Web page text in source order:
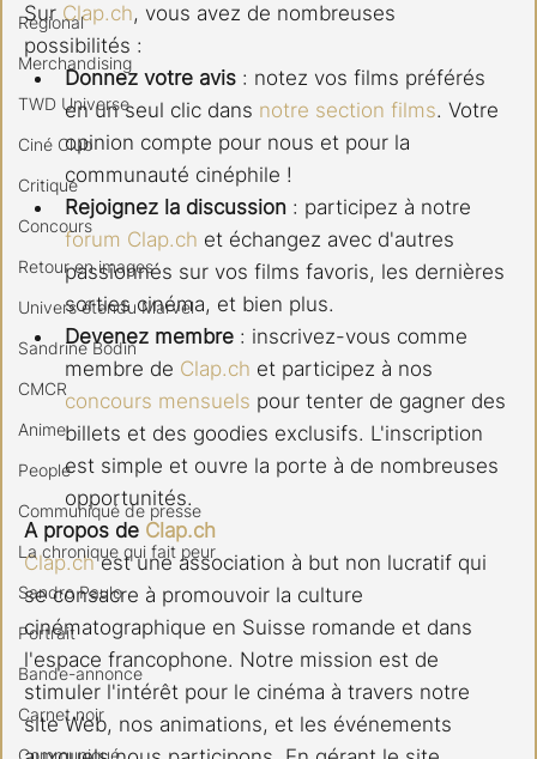
Régional
Merchandising
TWD Universe
Ciné Club
Critique
Concours
Retour en images
Univers étendu Marvel
Sandrine Bodin
CMCR
Anime
People
Communiqué de presse
La chronique qui fait peur
Sandro Paulo
Portrait
Bande-annonce
Carnet noir
Communiqué
Sur Clap.ch, vous avez de nombreuses
possibilités :
Donnez votre avis : notez vos films préférés
en un seul clic dans notre section films. Votre
opinion compte pour nous et pour la
communauté cinéphile !
Rejoignez la discussion : participez à notre
forum Clap.ch et échangez avec d'autres
passionnés sur vos films favoris, les dernières
sorties cinéma, et bien plus.
Devenez membre : inscrivez-vous comme
membre de Clap.ch et participez à nos
concours mensuels pour tenter de gagner des
billets et des goodies exclusifs. L'inscription
est simple et ouvre la porte à de nombreuses
opportunités.
A propos de Clap.ch
Clap.ch est une association à but non lucratif qui
se consacre à promouvoir la culture
cinématographique en Suisse romande et dans
l'espace francophone. Notre mission est de
stimuler l'intérêt pour le cinéma à travers notre
site Web, nos animations, et les événements